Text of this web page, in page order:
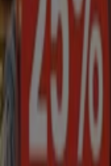
kaffe godis mattor
skaldjur potatis
Tiendeo i
Stockholm
Lund (Skåne)
Halmstad
Borås